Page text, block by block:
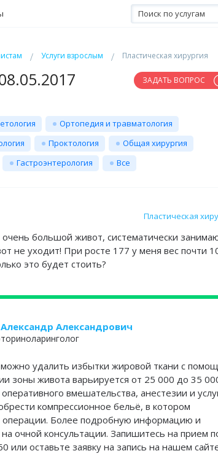
Услуги взрослым Пластическая хирургия
ЗАДАТЬ ВОПРОС
Ортопедия и травматология
Проктология
Общая хирургия
Гастроэнтерология Все
Пластическая
большой живот, систематически
не уходит! При росте 177 у меня вес почти
это будет стоить?
Александрович
удалить избытки жировой ткани с
зоны живота варьируется от 25 000 до 35
вмешательства, анестезии и
компрессионное бельё, в котором
Более подробную информацию и
очной консультации. Запишитесь на прием
или оставьте заявку на запись на нашем